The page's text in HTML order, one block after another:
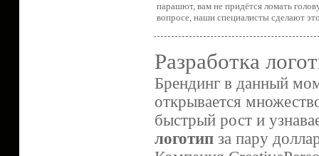
парашют, вам не придётся ломать
вопросе, наши специалисты сделают
Разработка
Брендинг в данный
открывается
быстрый рост и
логотип за пару